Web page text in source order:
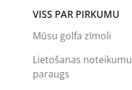
VISS PAR PIRKUMU
Mūsu golfa zīmoli
Lietošanas noteikumu
paraugs